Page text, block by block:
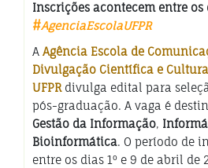
Inscrições acontecem entre os
#AgenciaEscolaUFPR
A Agência Escola de
Divulgação Científica e
UFPRdivulga edital para
pós-graduação. A vaga é
Gestão da Informação,
Bioinformática. O período de
entre os dias 1º e 9 de abril de